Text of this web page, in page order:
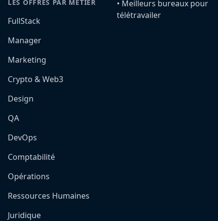
LES OFFRES PAR MÉTIER
FullStack
Manager
Marketing
Crypto & Web3
Design
QA
DevOps
Comptabilité
Opérations
Ressources Humaines
Juridique
•️ Meilleurs bureaux pour
télétravailer